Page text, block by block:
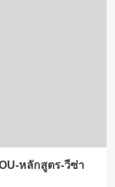
หลักสูตร-วีซ่า